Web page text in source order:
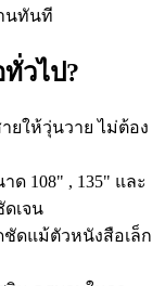
นทันที
วไป?
ยให้วุ่นวาย ไม่ต้อง
108" , 135" และ
เจน
ชัดแม้ตัวหนังสือเล็ก